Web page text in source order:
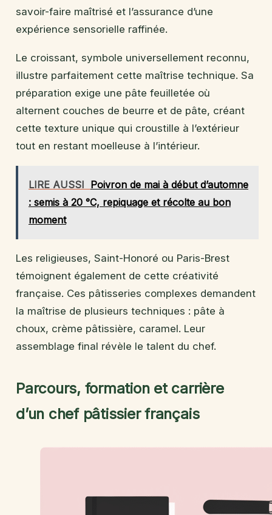
savoir-faire maîtrisé et l’assurance d’une
expérience sensorielle raffinée.
Le croissant, symbole universellement reconnu,
illustre parfaitement cette maîtrise technique. Sa
préparation exige une pâte feuilletée où
alternent couches de beurre et de pâte, créant
cette texture unique qui croustille à l’extérieur
tout en restant moelleuse à l’intérieur.
LIRE AUSSI Poivron de mai à début d’automne
: semis à 20 °C, repiquage et récolte au bon
moment
Les religieuses, Saint-Honoré ou Paris-Brest
témoignent également de cette créativité
française. Ces pâtisseries complexes demandent
la maîtrise de plusieurs techniques : pâte à
choux, crème pâtissière, caramel. Leur
assemblage final révèle le talent du chef.
Parcours, formation et carrière
d’un chef pâtissier français